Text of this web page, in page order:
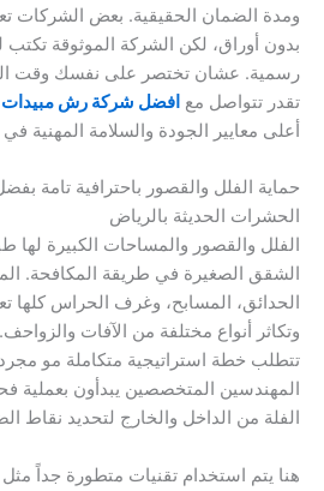
ومدة الضمان الحقيقية. بعض الشركات
بدون أوراق، لكن الشركة الموثوقة
رسمية. عشان تختصر على نفسك وقت
تقدر تتواصل مع افضل شركة رش مبيدات
أعلى معايير الجودة والسلامة المهنية
حماية الفلل والقصور باحترافية تامة
الحشرات الحديثة بالرياض
الفلل والقصور والمساحات الكبيرة لها
الشقق الصغيرة في طريقة المكافحة.
الحدائق، المسابح، وغرف الحراس كلها
وتكاثر أنواع مختلفة من الآفات
تتطلب خطة استراتيجية متكاملة مو
المهندسين المتخصصين يبدأون
الفلة من الداخل والخارج لتحديد نقاط
هنا يتم استخدام تقنيات متطورة جداً